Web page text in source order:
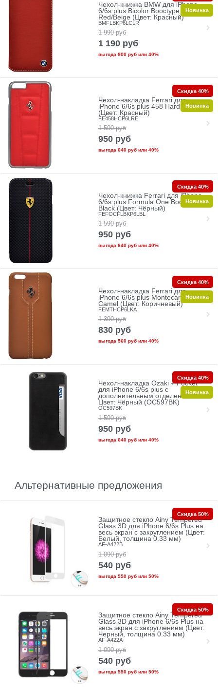
Чехол-книжка BMW для iPhone
6/6s plus Bicolor Booctype
Red/Beige (Цвет: Красный)
BMFLBKP6LCLR
1 990 руб
1 190 руб
выгода 800 рубили 40%
Новинка
Чехол-накладка Ferrari для
iPhone 6/6s plus 458 Hard Red
(Цвет: Красный)
FE458HCP6LRE
1 590 руб
950 руб
выгода 640 рубили 40%
Скидка 40%
Новинка
Чехол-книжка Ferrari для iPhone
6/6s plus Formula One Booktype
Black (Цвет: Чёрный)
FEFOCFLBKP6LBL
1 590 руб
950 руб
выгода 640 рубили 40%
Скидка 40%
Новинка
Чехол-накладка Ferrari для
iPhone 6/6s plus Montecarlo Hard
Camel (Цвет: Коричневый)
FEMTHCP6LKA
1 390 руб
830 руб
выгода 560 рубили 40%
Скидка 40%
Новинка
Чехол-накладка Ozaki + Pocket
для iPhone 6/6s plus с
дополнительным отделением
Цвет: Чёрный (OC597BK)
OC597BK
1 590 руб
950 руб
выгода 640 рубили 40%
Скидка 40%
Новинка
Альтернативные предложения
Защитное стекло Ainy Tempered
Glass 3D для iPhone 6/6s Plus на
весь экран с закруглением (Цвет:
Белый, толщина 0.33 мм)
AF-A422B
1 090 руб
540 руб
выгода 550 рубили 50%
Скидка 50%
Защитное стекло Ainy Tempered
Glass 3D для iPhone 6/6s Plus на
весь экран с закруглением (Цвет:
Черный, толщина 0.33 мм)
AF-A422A
1 090 руб
540 руб
выгода 550 рубили 50%
Скидка 50%